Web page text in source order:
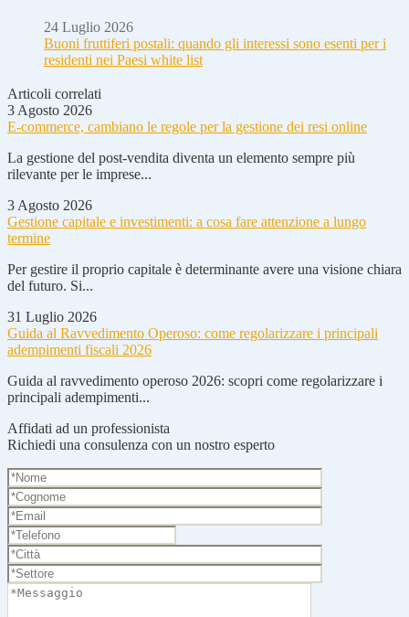
24 Luglio 2026
Buoni fruttiferi postali: quando gli interessi sono esenti per i
residenti nei Paesi white list
Articoli correlati
3 Agosto 2026
E-commerce, cambiano le regole per la gestione dei resi online
La gestione del post-vendita diventa un elemento sempre più
rilevante per le imprese...
3 Agosto 2026
Gestione capitale e investimenti: a cosa fare attenzione a lungo
termine
Per gestire il proprio capitale è determinante avere una visione chiara
del futuro. Si...
31 Luglio 2026
Guida al Ravvedimento Operoso: come regolarizzare i principali
adempimenti fiscali 2026
Guida al ravvedimento operoso 2026: scopri come regolarizzare i
principali adempimenti...
Affidati ad un professionista
Richiedi una consulenza con un nostro esperto